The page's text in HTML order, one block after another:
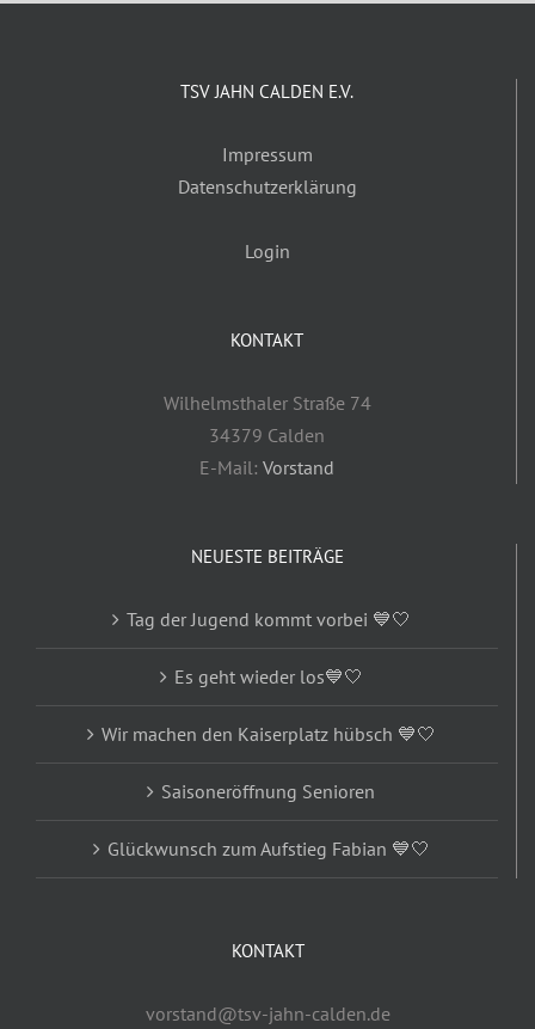
TSV JAHN CALDEN E.V.
Impressum
Datenschutzerklärung
Login
KONTAKT
Wilhelmsthaler Straße 74
34379 Calden
E-Mail: Vorstand
NEUESTE BEITRÄGE
Tag der Jugend kommt vorbei 💙🤍
Es geht wieder los💙🤍
Wir machen den Kaiserplatz hübsch 💙🤍
Saisoneröffnung Senioren
Glückwunsch zum Aufstieg Fabian 💙🤍
KONTAKT
vorstand@tsv-jahn-calden.de